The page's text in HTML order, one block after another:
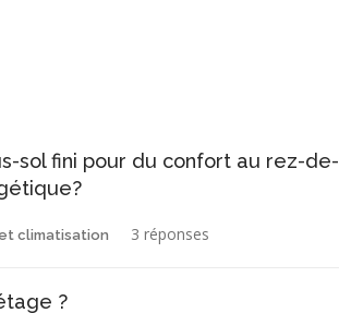
sol fini pour du confort au rez-de-
climatisation 3 réponses
?